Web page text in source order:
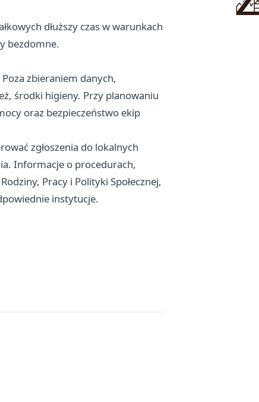
dłuższy czas w warunkach
bezdomne.
zbieraniem danych,
środki higieny. Przy planowaniu
oraz bezpieczeństwo ekip
zgłoszenia do lokalnych
Informacje o procedurach,
Pracy i Polityki Społecznej,
instytucje.